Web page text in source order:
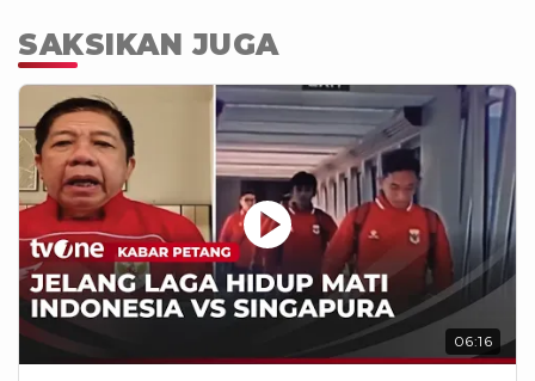
SAKSIKAN JUGA
06:16